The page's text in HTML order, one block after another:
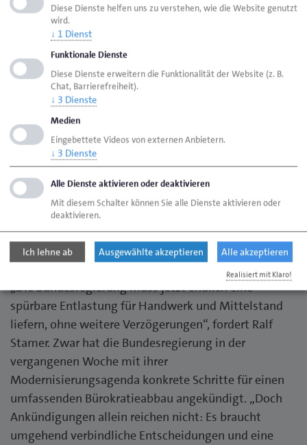
geringen Vertrauen in die Wirtschaftspolitik. Bereits
im Sommer hatte die Entscheidung der
Bundesregierung, die Stromsteuer nicht wie im
Koalitionsvertrag angekündigt für alle Branche und
Privathaushalte zu sunken, für massive Entrusting im
Handwerk gesorgt. Zudem ist noch nicht absehbar,
wann sich das Infrastruktur-Sondervermögen in Form
zusätzlicher öffentlicher Investitionen positiv auf die
Auftragslage des Handwerks auswirken wird.
Hingegen bleiben politisch verursachte Belastungen
der Wirtschaft bestehen. Die bereits sehr hohen
Sozialversicherungsbeiträge drohen sogar noch
weiter zu steigen und die Bürokratiebelastung der
Betriebe nimmt unverändert zu.
„Die Bundesregierung muss jetzt endlich eine
spürbare Entlastung für Handwerk und Mittelstand
liefern, ohne weitere Verzögerungen“, fordert Ralf
Stamer. Zwar hat die Bundesregierung in der
vergangenen Woche mit ihrer
Modernisierungsagenda konkrete Schritte für einen
umfassenden Bürokratieabbau angekündigt. „Doch
Ankündigungen allein reichen nicht: Es braucht
umgehend verbindliche Entscheidungen und eine
Diese Dienste helfen uns zu verstehen, wie die Website genutzt
wird.
↓ 1 Dienst
Funktionale Dienste
Diese Dienste erweitern die Funktionalität der Website (z. B.
Chat, Barrierefreiheit).
↓ 3 Dienste
Medien
Eingebettete Videos von externen Anbietern.
↓ 3 Dienste
Alle Dienste aktivieren oder deaktivieren
Mit diesem Schalter können Sie alle Dienste aktivieren oder
deaktivieren.
Ich lehne ab Ausgewählte akzeptieren Alle akzeptieren
Realisiert mit Klaro!